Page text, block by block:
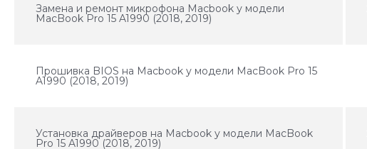
Замена и ремонт микрофона Macbook у модели
MacBook Pro 15 A1990 (2018, 2019)
Прошивка BIOS на Macbook у модели MacBook Pro 15
A1990 (2018, 2019)
Установка драйверов на Macbook у модели MacBook
Pro 15 A1990 (2018, 2019)